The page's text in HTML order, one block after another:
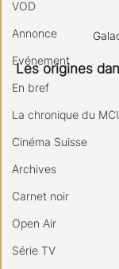
VOD
Annonce
Evénement
En bref
La chronique du
Cinéma Suisse
Archives
Carnet noir
Open Air
Série TV
Les origines